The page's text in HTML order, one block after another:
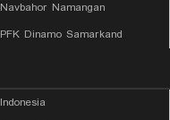
Navbahor Namangan
PFK Dinamo Samarkand
Indonesia